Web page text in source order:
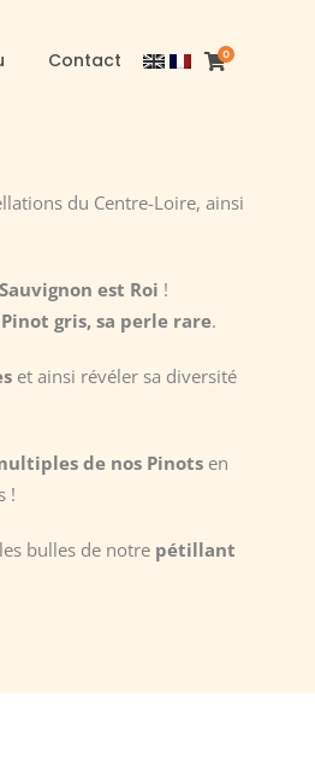
0
Contact
du Centre-Loire, ainsi
est Roi !
gris, sa perle rare.
et ainsi révéler sa diversité
de nos Pinotsen
!
bulles de notre pétillant